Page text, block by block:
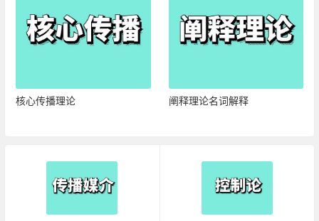
核心传播理论 阐释理论名词解释